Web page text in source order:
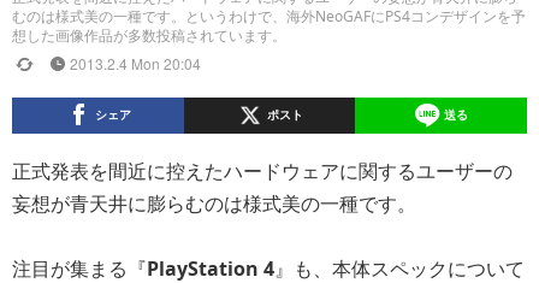
むのは様式美の一種です。というわけで、海外NeoGAFにPS4コンデザインを予
想した画像作品が多数投稿されています。
2013.2.4 Mon 20:04
シェア ポスト 送る
正式発表を間近に控えたハードウェアに関するユーザーの
妄想が青天井に膨らむのは様式美の一種です。
注目が集まる『PlayStation 4』も、本体スペックについて